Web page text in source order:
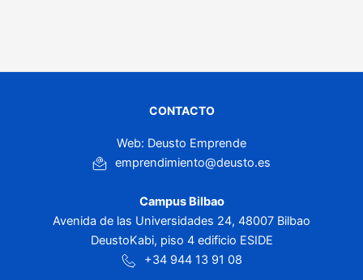
CONTACTO
Web: Deusto Emprende
emprendimiento@deusto.es
Campus Bilbao
Avenida de las Universidades 24, 48007 Bilbao
DeustoKabi, piso 4 edificio ESIDE
+34 944 13 91 08